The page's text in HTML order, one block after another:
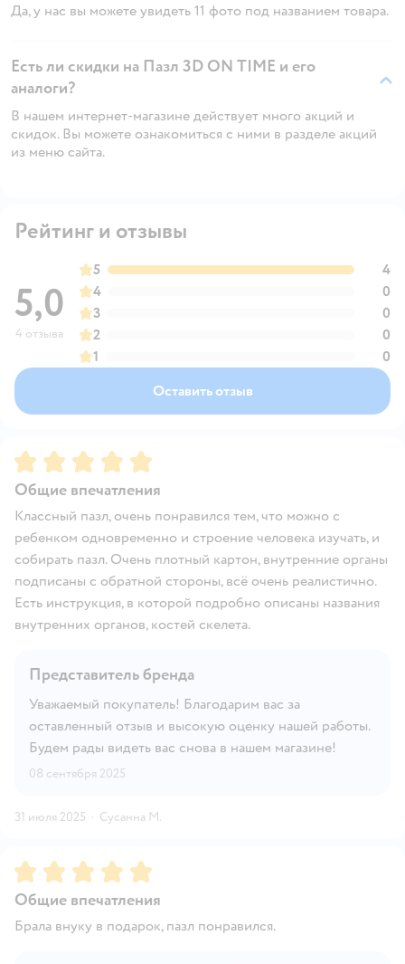
Да, у нас вы можете увидеть 11 фото под названием товара.
Есть ли скидки на Пазл 3D ON TIME и его
аналоги?
В нашем интернет-магазине действует много акций и
скидок. Вы можете ознакомиться с ними в разделе акций
из меню сайта.
Рейтинг и отзывы
5,0
4 отзыва
5
4
4
0
3
0
2
0
1
0
Оставить отзыв
Рейтинг:5
Общие впечатления
Классный пазл, очень понравился тем, что можно с
ребенком одновременно и строение человека изучать, и
собирать пазл. Очень плотный картон, внутренние органы
подписаны с обратной стороны, всё очень реалистично.
Есть инструкция, в которой подробно описаны названия
внутренних органов, костей скелета.
Представитель бренда
Уважаемый покупатель! Благодарим вас за
оставленный отзыв и высокую оценку нашей работы.
Будем рады видеть вас снова в нашем магазине!
08 сентября 2025
31 июля 2025 · Сусанна М.
Рейтинг:5
Общие впечатления
Брала внуку в подарок, пазл понравился.